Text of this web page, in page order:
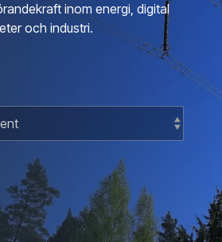
Utbildningsbevis
inom energi, digital
och industri.